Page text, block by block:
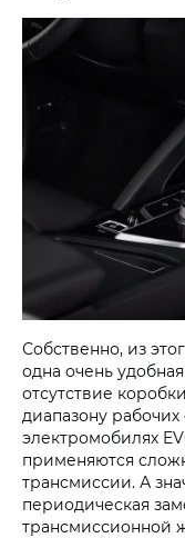
Собственно, из
одна очень
отсутствие
диапазону
электромобилях
применяются
трансмиссии. А
периодическая
трансмиссионной